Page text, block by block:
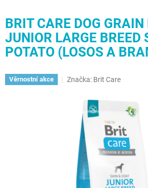
BRIT CARE DOG GRAIN
JUNIOR LARGE BREED
POTATO (LOSOS A
Věrnostní akce Značka: Brit Care